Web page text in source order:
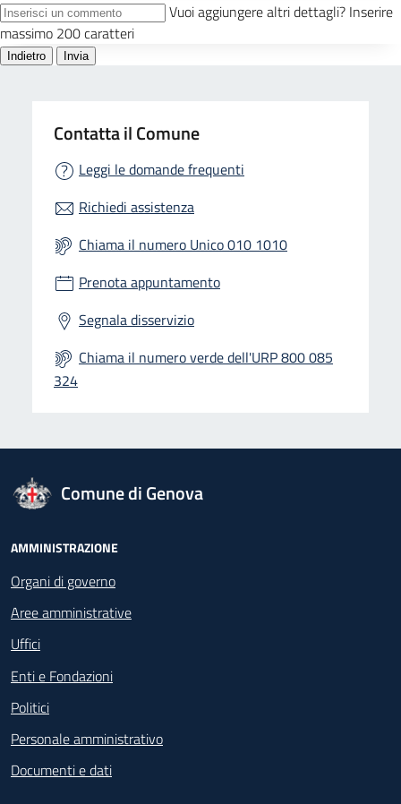
Contatta il Comune
Leggi le domande frequenti
Richiedi assistenza
Chiama il numero Unico 010 1010
Prenota appuntamento
Segnala disservizio
Chiama il numero verde dell'URP 800 085
324
logo Unione Europea
Comune di Genova
Footer - Navigazione
AMMINISTRAZIONE
Organi di governo
Aree amministrative
Uffici
Enti e Fondazioni
Politici
Personale amministrativo
Documenti e dati